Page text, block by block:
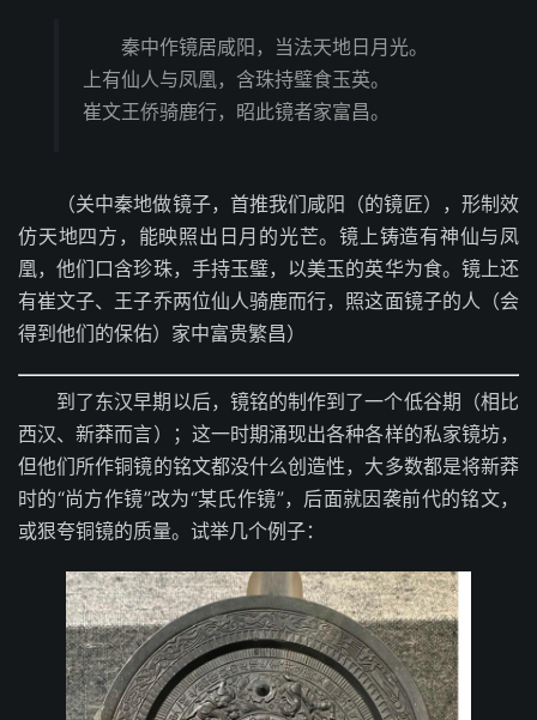
秦中作镜居咸阳，当法天地日月光。
上有仙人与凤凰，含珠持璧食玉英。
崔文王侨骑鹿行，昭此镜者家富昌。
（关中秦地做镜子，首推我们咸阳（的镜匠），形制效
仿天地四方，能映照出日月的光芒。镜上铸造有神仙与凤
凰，他们口含珍珠，手持玉璧，以美玉的英华为食。镜上还
有崔文子、王子乔两位仙人骑鹿而行，照这面镜子的人（会
得到他们的保佑）家中富贵繁昌）
到了东汉早期以后，镜铭的制作到了一个低谷期（相比
西汉、新莽而言）；这一时期涌现出各种各样的私家镜坊，
但他们所作铜镜的铭文都没什么创造性，大多数都是将新莽
时的“尚方作镜”改为“某氏作镜”，后面就因袭前代的铭文，
或狠夸铜镜的质量。试举几个例子：